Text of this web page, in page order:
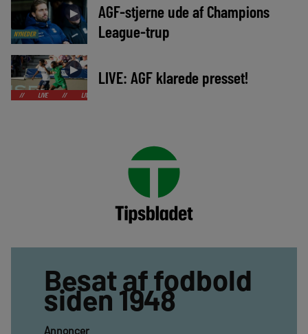
NYHEDER
►
AGF-stjerne ude af Champions
League-trup
►
// LIVE // LIVE
LIVE: AGF klarede presset!
Besat af fodbold
siden 1948
Annoncer